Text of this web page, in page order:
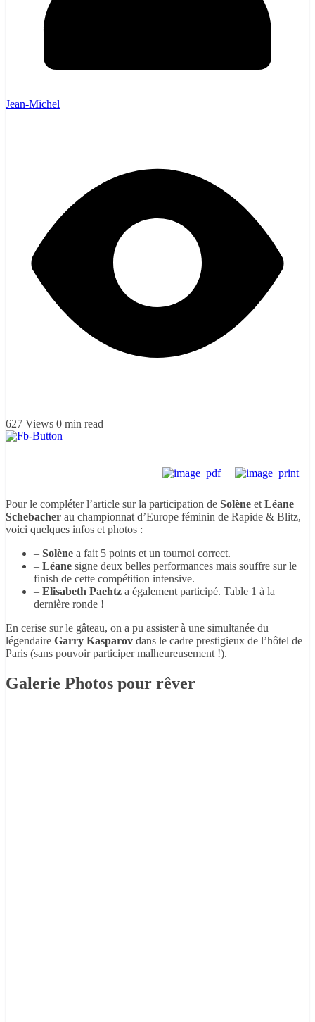
Jean-Michel
627 Views 0 min read
Pour le compléter l’article sur la participation de Solène et Léane
Schebacher au championnat d’Europe féminin de Rapide & Blitz,
voici quelques infos et photos :
– Solène a fait 5 points et un tournoi correct.
– Léane signe deux belles performances mais souffre sur le
finish de cette compétition intensive.
– Elisabeth Paehtz a également participé. Table 1 à la
dernière ronde !
En cerise sur le gâteau, on a pu assister à une simultanée du
légendaire Garry Kasparov dans le cadre prestigieux de l’hôtel de
Paris (sans pouvoir participer malheureusement !).
Galerie Photos pour rêver